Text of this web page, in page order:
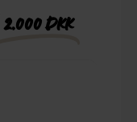
2.000 DKK